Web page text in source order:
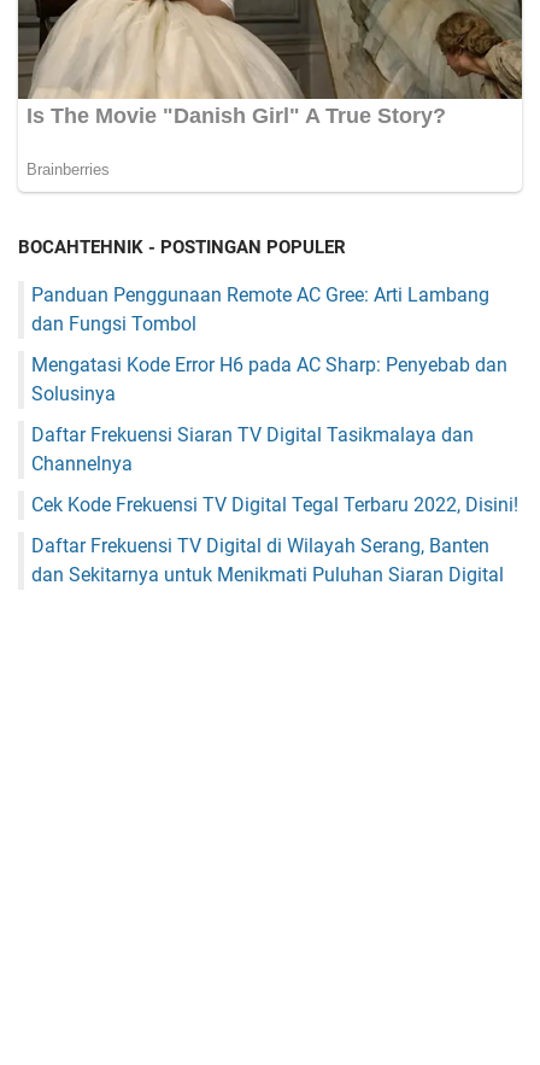
BOCAHTEHNIK - POSTINGAN POPULER
Panduan Penggunaan Remote AC Gree: Arti Lambang
dan Fungsi Tombol
Mengatasi Kode Error H6 pada AC Sharp: Penyebab dan
Solusinya
Daftar Frekuensi Siaran TV Digital Tasikmalaya dan
Channelnya
Cek Kode Frekuensi TV Digital Tegal Terbaru 2022, Disini!
Daftar Frekuensi TV Digital di Wilayah Serang, Banten
dan Sekitarnya untuk Menikmati Puluhan Siaran Digital